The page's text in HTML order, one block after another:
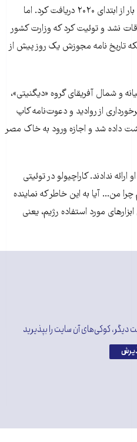
ملاقات با موکل‌اش را برای نخستین بار از ابتدای ۲۰۲۰ دریافت کرد. اما
نشد و توئیت کرد که وزارت کشور
تاریخ نامه مجوزش یک روز پیش از
و شمال آفریقای گروه «دیگنیتی»،
از روادید و دعوت‌نامه کاپ
داده شد و اجازه ورود به خاک مصر
ندادند. کاراچیولو در توئیتی
من... آیا به این خاطر که نماینده
مورد استفاده رژیم، یعنی
کوکی‌های آن سایت را بپذیرید